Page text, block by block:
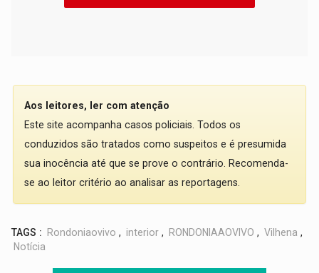
Aos leitores, ler com atenção
Este site acompanha casos policiais. Todos os
conduzidos são tratados como suspeitos e é presumida
sua inocência até que se prove o contrário. Recomenda-
se ao leitor critério ao analisar as reportagens.
TAGS : Rondoniaovivo , interior , RONDONIAAOVIVO , Vilhena ,
Notícia